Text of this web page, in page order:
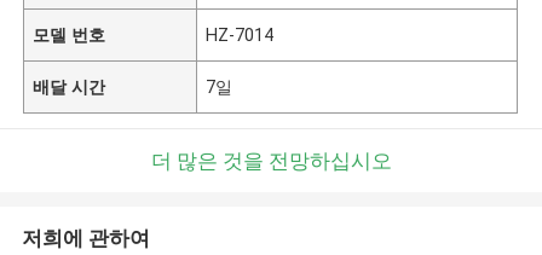
모델 번호 HZ-7014
배달 시간 7일
더 많은 것을 전망하십시오
저희에 관하여